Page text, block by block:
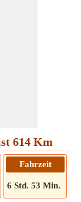
614 Km
Fahrzeit
6 Std. 53 Min.